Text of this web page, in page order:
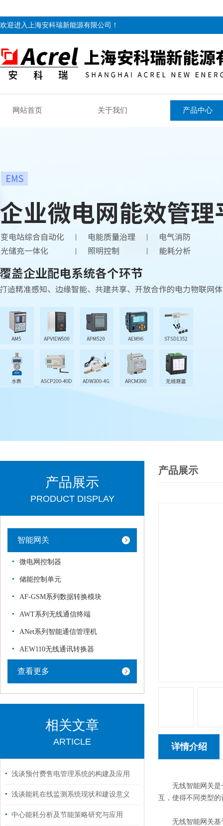
欢迎进入上海安科瑞新能源有限公司！
网站首页 关于我们 产品中心
产品展示
PRODUCT DISPLAY
智能网关
微电网控制器
储能控制单元
AF-GSM系列数据转换模块
AWT系列无线通信终端
ANet系列智能通信管理机
AEW110无线通讯转换器
查看更多
相关文章
ARTICLE
浅谈预付费售电管理系统的构建及应用
浅谈能耗在线监测系统现状和建设意义
中心能耗分析及节能策略研究与应用
产品展示
详情介绍
无线智能网关是一
互，使得不同类型
无线智能网关基于